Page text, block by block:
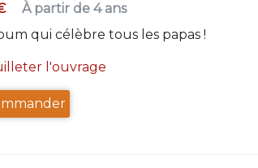
À partir de 4 ans
qui célèbre tous les papas !
l'ouvrage